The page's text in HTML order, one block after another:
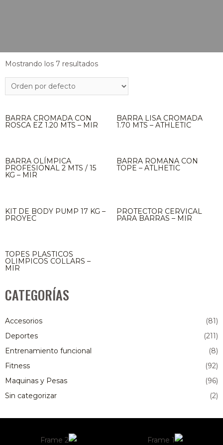
CATEGORÍAS
Accesorios
(81)
Deportes
(211)
Entrenamiento funcional
(8)
Fitness
(92)
Maquinas y Pesas
(96)
Sin categorizar
(2)
Mostrando los 7 resultados
BARRA CROMADA CON
ROSCA EZ 1.20 MTS – MIR
BARRA LISA CROMADA
1.70 MTS – ATHLETIC
BARRA OLÍMPICA
PROFESIONAL 2 MTS / 15
KG – MIR
BARRA ROMANA CON
TOPE – ATLHETIC
KIT DE BODY PUMP 17 KG –
PROYEC
PROTECTOR CERVICAL
PARA BARRAS – MIR
TOPES PLASTICOS
OLIMPICOS COLLARS –
MIR